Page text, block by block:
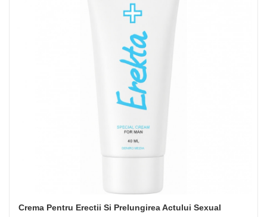
Crema Pentru Erectii Si Prelungirea Actului Sexual